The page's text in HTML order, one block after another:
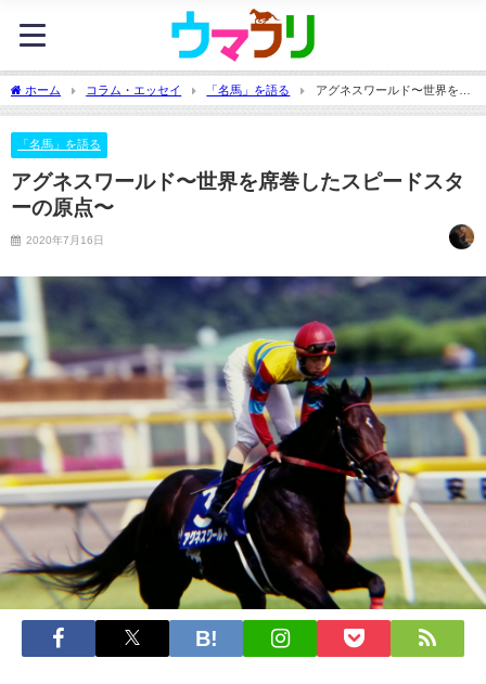
ホーム コラム・エッセイ 「名馬」を語る
アグネスワールド〜世界を席
巻したスピードスターの原点〜
「名馬」を語る
アグネスワールド〜世界を席巻したスピードスタ
ーの原点〜
2020年7月16日